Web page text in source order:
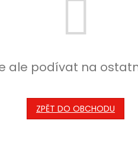
ale podívat na
ZPĚT DO OBCHODU